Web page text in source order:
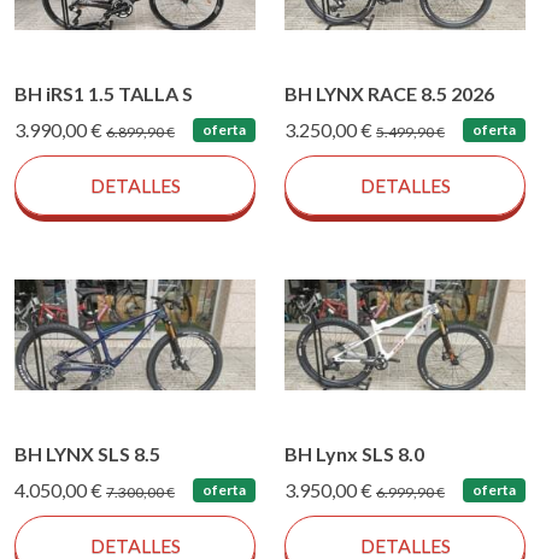
BH iRS1 1.5 TALLA S
3.990,00 € 6.899,90 € oferta
DETALLES
BH LYNX RACE 8.5 2026
3.250,00 € 5.499,90 € oferta
DETALLES
BH LYNX SLS 8.5
4.050,00 € 7.300,00 € oferta
DETALLES
BH Lynx SLS 8.0
3.950,00 € 6.999,90 € oferta
DETALLES